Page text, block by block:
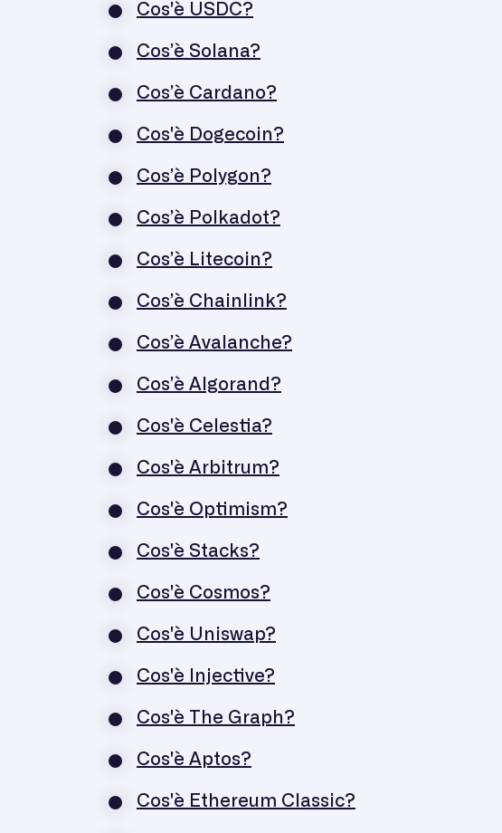
Cos'è USDC?
Cos’è Solana?
Cos’è Cardano?
Cos'è Dogecoin?
Cos’è Polygon?
Cos’è Polkadot?
Cos’è Litecoin?
Cos’è Chainlink?
Cos’è Avalanche?
Cos’è Algorand?
Cos'è Celestia?
Cos'è Arbitrum?
Cos'è Optimism?
Cos'è Stacks?
Cos'è Cosmos?
Cos'è Uniswap?
Cos'è Injective?
Cos'è The Graph?
Cos'è Aptos?
Cos'è Ethereum Classic?